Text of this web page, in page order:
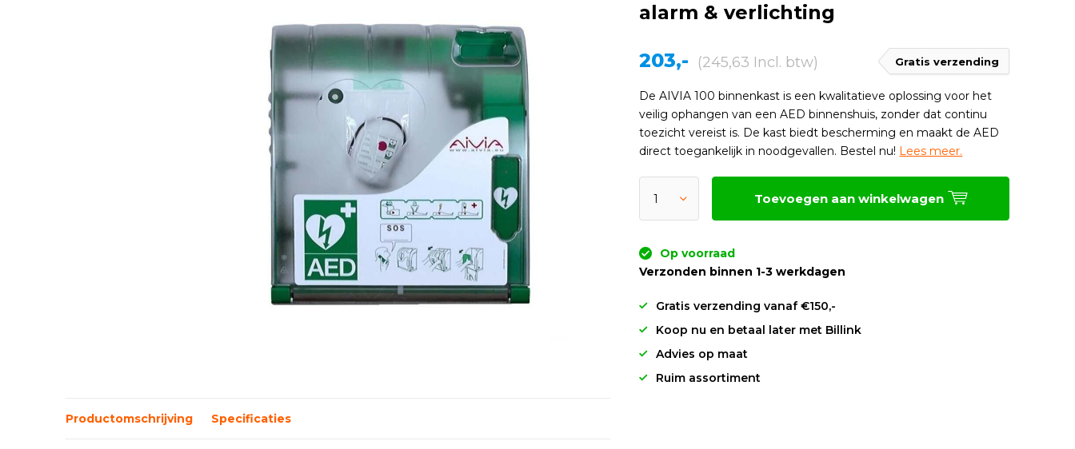
alarm & verlichting
203,- (245,63 Incl. btw) Gratis verzending
De AIVIA 100 binnenkast is een kwalitatieve oplossing voor het
veilig ophangen van een AED binnenshuis, zonder dat continu
toezicht vereist is. De kast biedt bescherming en maakt de AED
direct toegankelijk in noodgevallen. Bestel nu! Lees meer.
Toevoegen aan winkelwagen
Op voorraad
Verzonden binnen 1-3 werkdagen
Gratis verzending vanaf €150,-
Koop nu en betaal later met Billink
Advies op maat
Ruim assortiment
Productomschrijving Specificaties